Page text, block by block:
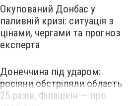
Окупований Донбас у
паливній кризі: ситуація з
цінами, чергами та прогноз
експерта
Донеччина під ударом:
росіяни обстріляли область
25 разів, Філашкін — про